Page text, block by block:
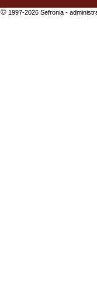
©1997-2026 Sefronia -